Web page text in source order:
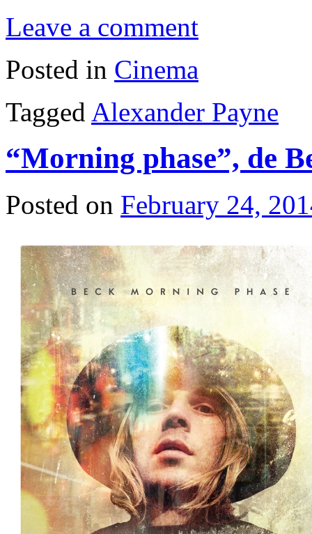
Leave a comment
Posted in Cinema
Tagged Alexander Payne
“Morning phase”, de
Posted on February 24,